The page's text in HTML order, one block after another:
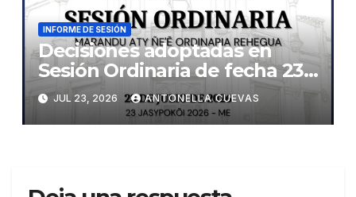
INFORME DE SESIÓN
Decisiones adoptadas en
Sesión Ordinaria de fecha 23
de julio de 2026
JUL 23, 2026 ANTONELLA CUEVAS